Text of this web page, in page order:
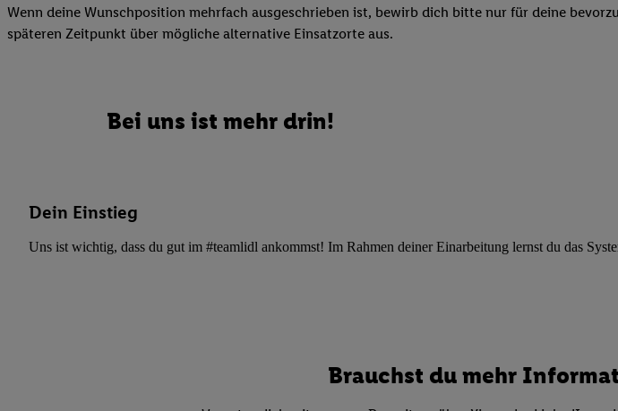
Wenn deine Wunschposition mehrfach ausgeschrieben ist, bewirb dich bitte nur für deine
späteren Zeitpunkt über mögliche alternative Einsatzorte aus.
Bei uns ist mehr drin!
Dein Einstieg
Uns ist wichtig, dass du gut im #teamlidl ankommst! Im Rahmen deiner Einarbeitung lernst du das
Brauchst du mehr
Datenschutzbestimmungen.Die Impressen finden Sie hier.
Verwendungszwecke oder Partner zulassen; das gilt auch
Verknüpfung verschiedener Endgeräte, Identifikation von
reduzierter Daten zur Auswahl von Werbeanzeigen.